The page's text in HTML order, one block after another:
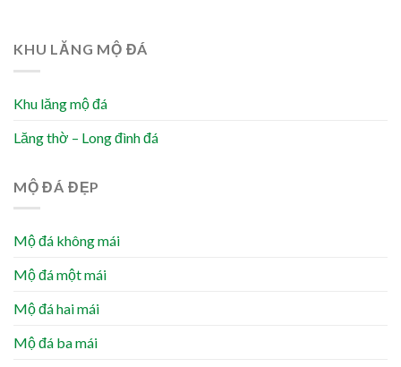
KHU LĂNG MỘ ĐÁ
Khu lăng mộ đá
Lăng thờ – Long đình đá
MỘ ĐÁ ĐẸP
Mộ đá không mái
Mộ đá một mái
Mộ đá hai mái
Mộ đá ba mái